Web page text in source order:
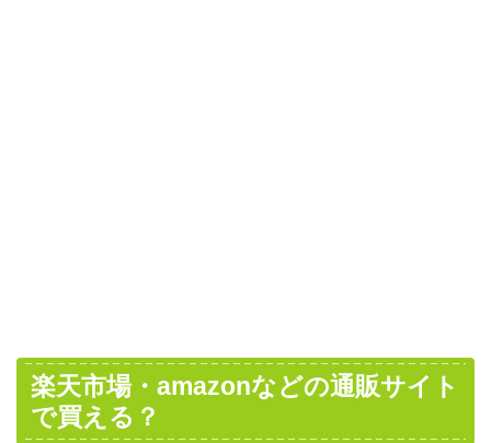
楽天市場・amazonなどの通販サイト
で買える？